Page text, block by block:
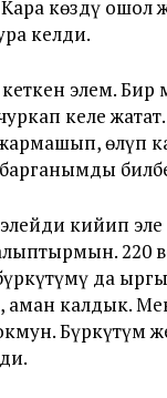
көздү ошол
келди.
элем. Бир
келе жатат.
өлүп
кийип
220
да
аман калдык.
Бүркүтүм